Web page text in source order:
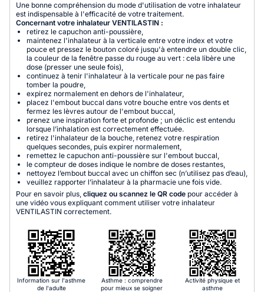
Une bonne compréhension du mode d'utilisation de votre inhalateur
est indispensable à l'efficacité de votre traitement.
Concernant votre inhalateur VENTILASTIN :
retirez le capuchon anti-poussière,
maintenez l'inhalateur à la verticale entre votre index et votre
pouce et pressez le bouton coloré jusqu'à entendre un double clic,
la couleur de la fenêtre passe du rouge au vert : cela libère une
dose (presser une seule fois),
continuez à tenir l'inhalateur à la verticale pour ne pas faire
tomber la poudre,
expirez normalement en dehors de l'inhalateur,
placez l'embout buccal dans votre bouche entre vos dents et
fermez les lèvres autour de l'embout buccal,
prenez une inspiration forte et profonde ; un déclic est entendu
lorsque l’inhalation est correctement effectuée.
retirez l'inhalateur de la bouche, retenez votre respiration
quelques secondes, puis expirer normalement,
remettez le capuchon anti-poussière sur l'embout buccal,
le compteur de doses indique le nombre de doses restantes,
nettoyez l’embout buccal avec un chiffon sec (n’utilisez pas d’eau),
veuillez rapporter l’inhalateur à la pharmacie une fois vide.
Pour en savoir plus, cliquez ou scannez le QR code pour accéder à
une vidéo vous expliquant comment utiliser votre inhalateur
VENTILASTIN correctement.
Information sur l'asthme
de l'adulte
Asthme : comprendre
pour mieux se soigner
Activité physique et
asthme